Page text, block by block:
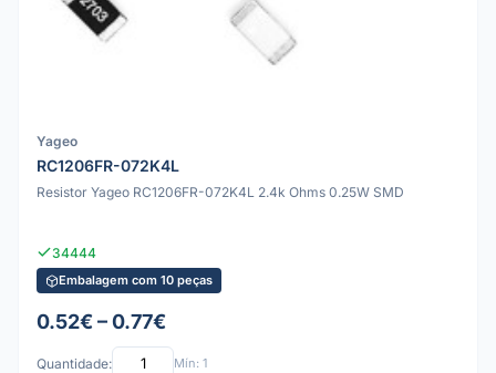
Yageo
RC1206FR-072K4L
Resistor Yageo RC1206FR-072K4L 2.4k Ohms 0.25W SMD
34444
Embalagem com 10 peças
0.52€ – 0.77€
Quantidade: Mín: 1